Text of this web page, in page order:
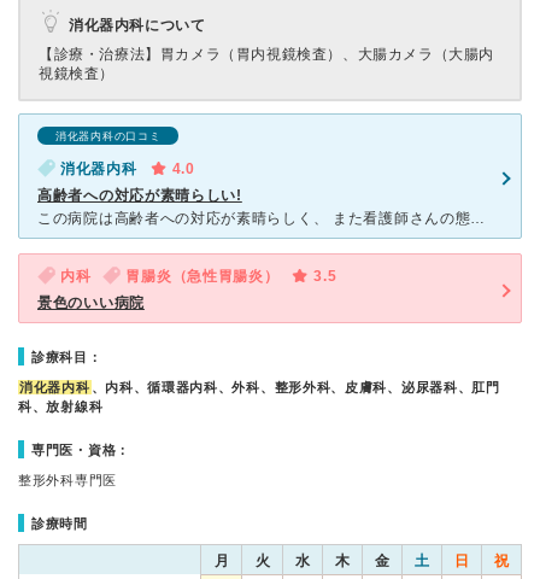
消化器内科について
【診療・治療法】 胃カメラ（胃内視鏡検査）、大腸カメラ（大腸内
視鏡検査）
消化器内科の口コミ
消化器内科
4.0
高齢者への対応が素晴らしい!
この病院は高齢者への対応が素晴らしく、 また看護師さんの態度や対応もよく安心して受診できます。 この病院は非常におすすめです!! 唯一非を上げるとしては病院内二階で原因不明のにおいがすることくら
内科 胃腸炎（急性胃腸炎）
3.5
景色のいい病院
診療科目：
消化器内科 、内科、循環器内科、外科、整形外科、皮膚科、泌尿器科、肛門
科、放射線科
専門医・資格：
整形外科専門医
診療時間
月 火 水 木 金 土 日 祝